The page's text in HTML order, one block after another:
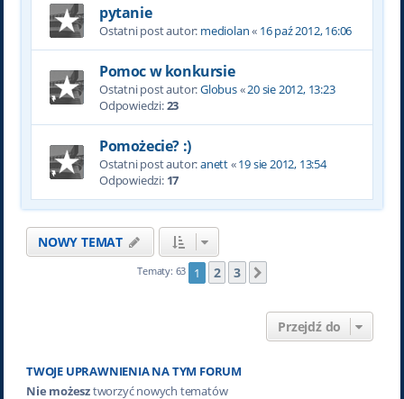
pytanie
Ostatni post autor: mediolan« 16 paź 2012, 16:06
Pomoc w konkursie
Ostatni post autor:Globus«20 sie 2012, 13:23
Odpowiedzi:23
Pomożecie? :)
Ostatni post autor:anett«19 sie 2012, 13:54
Odpowiedzi: 17
NOWY TEMAT
Tematy: 63 1 2 3
Przejdź do
TWOJE UPRAWNIENIA NA TYM FORUM
Nie możesztworzyć nowych tematów